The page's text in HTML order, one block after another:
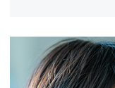
スタ
るご
その